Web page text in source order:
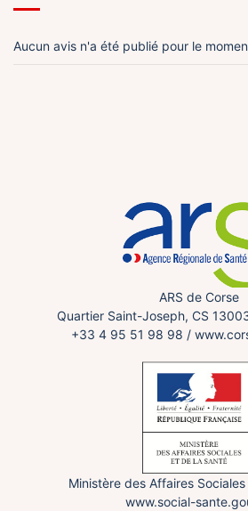
Aucun avis n'a été publié pour le
ARS de Corse
Quartier Saint-Joseph, CS
+33 4 95 51 98 98 /
Ministère des Affaires
www.social-